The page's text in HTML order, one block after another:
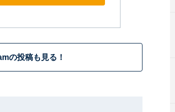
の投稿も見る！